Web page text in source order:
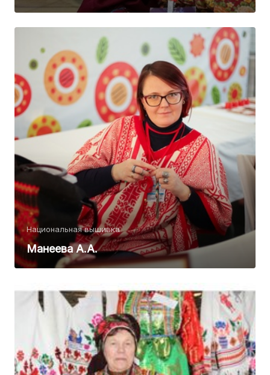
Национальная вышивка
Манеева А.А.